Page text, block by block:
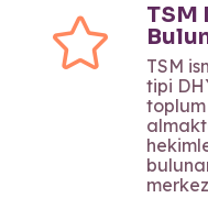
TSM
tipi
toplum